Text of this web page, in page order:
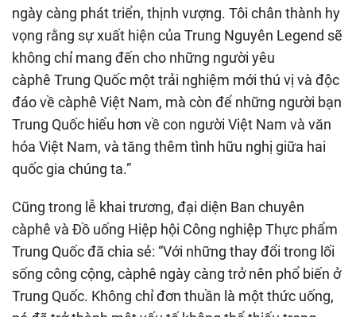
ngày càng phát triển, thịnh vượng. Tôi chân thành hy
vọng rằng sự xuất hiện của Trung Nguyên Legend sẽ
không chỉ mang đến cho những người yêu
càphê Trung Quốc một trải nghiệm mới thú vị và độc
đáo về càphê Việt Nam, mà còn để những người bạn
Trung Quốc hiểu hơn về con người Việt Nam và văn
hóa Việt Nam, và tăng thêm tình hữu nghị giữa hai
quốc gia chúng ta.”
Cũng trong lễ khai trương, đại diện Ban chuyên
càphê và Đồ uống Hiệp hội Công nghiệp Thực phẩm
Trung Quốc đã chia sẻ: “Với những thay đổi trong lối
sống công cộng, càphê ngày càng trở nên phổ biến ở
Trung Quốc. Không chỉ đơn thuần là một thức uống,